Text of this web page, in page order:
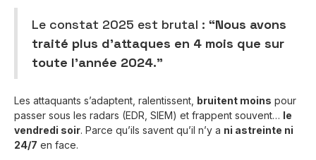
Le constat 2025 est brutal : “Nous avons
traité plus d’attaques en 4 mois que sur
toute l’année 2024.”
Les attaquants s’adaptent, ralentissent, bruitent moins pour
passer sous les radars (EDR, SIEM) et frappent souvent… le
vendredi soir. Parce qu’ils savent qu’il n’y a ni astreinte ni
24/7 en face.